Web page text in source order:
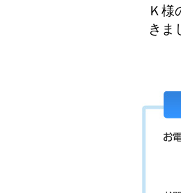
Ｋ様
きま